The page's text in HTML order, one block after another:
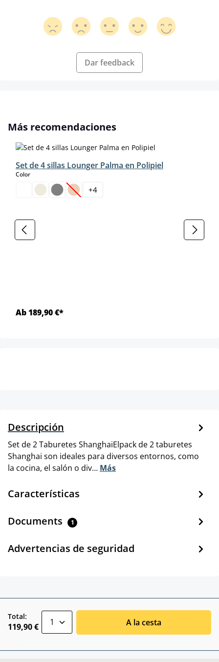
Dar feedback
Omitir la galería de productos
Más recomendaciones
Set de 4 sillas Lounger Palma en Polipiel
Colorselect
(Esta opción no está disponible en este
+4
Ab 189,90 €*
Descripción
Set de 2 Taburetes ShanghaiElpack de 2 taburetes
Shanghai son ideales para diversos entornos, como
la cocina, el salón o div… Más
Características
Documents 1
Advertencias de seguridad
Total:
119,90 € A la cesta